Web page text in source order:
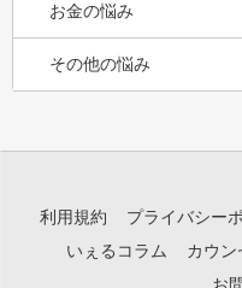
お金の悩み
その他の悩み
利用規約 プライバシー
いぇるコラム
カウン